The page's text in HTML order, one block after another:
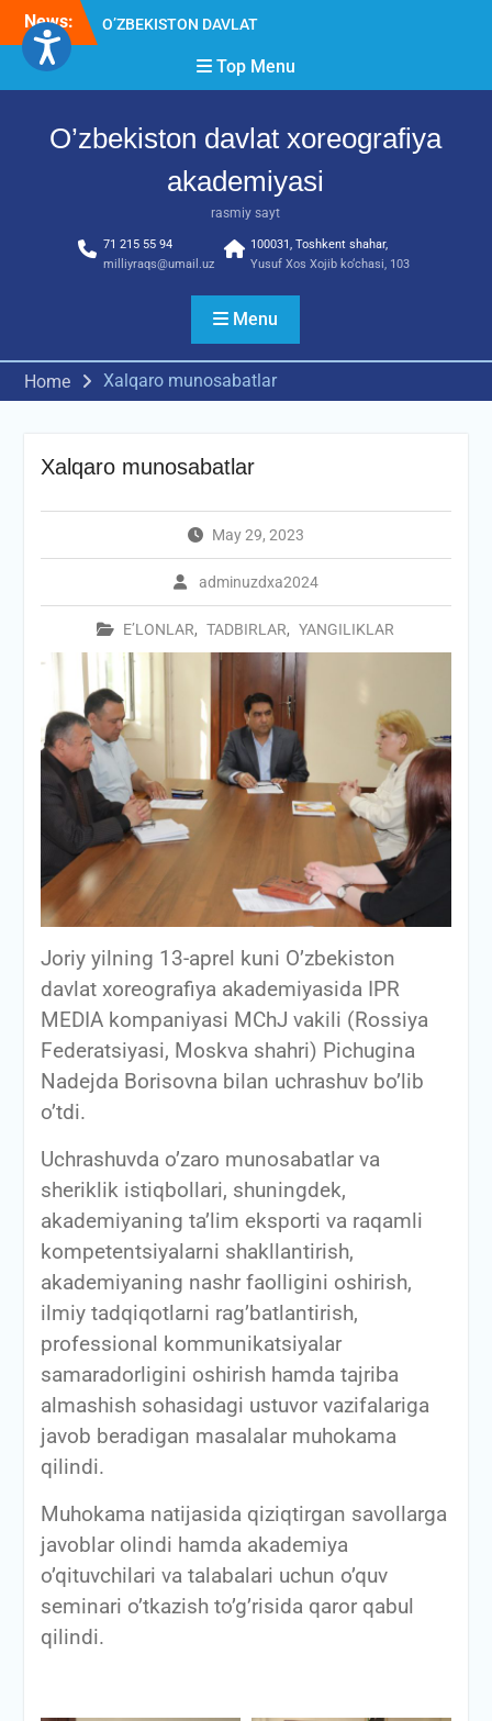
Skip
content
News:
O’ZBEKISTON DAVLAT
AKADEMIYASIDA
о‘tkazilgan kasbiy (ijodiy)
Diqqat e’lon!
imtihon jarayonlari
Top Menu
O’zbekiston davlat xoreografiya
akademiyasi
rasmiy sayt
71 215 55 94
milliyraqs@umail.uz
100031, Toshkent shahar,
Yusuf Xos Xojib ko‘chasi, 103
Menu
Home Xalqaro munosabatlar
Xalqaro munosabatlar
May 29, 2023
adminuzdxa2024
E’LONLAR, TADBIRLAR, YANGILIKLAR
Joriy yilning 13-aprel kuni O’zbekiston
davlat xoreografiya akademiyasida IPR
MEDIA kompaniyasi MChJ vakili (Rossiya
Federatsiyasi, Moskva shahri) Pichugina
Nadejda Borisovna bilan uchrashuv bo’lib
o’tdi.
Uchrashuvda o’zaro munosabatlar va
sheriklik istiqbollari, shuningdek,
akademiyaning ta’lim eksporti va raqamli
kompetentsiyalarni shakllantirish,
akademiyaning nashr faolligini oshirish,
ilmiy tadqiqotlarni rag’batlantirish,
professional kommunikatsiyalar
samaradorligini oshirish hamda tajriba
almashish sohasidagi ustuvor vazifalariga
javob beradigan masalalar muhokama
qilindi.
Muhokama natijasida qiziqtirgan savollarga
javoblar olindi hamda akademiya
o’qituvchilari va talabalari uchun o’quv
seminari o’tkazish to’g’risida qaror qabul
qilindi.